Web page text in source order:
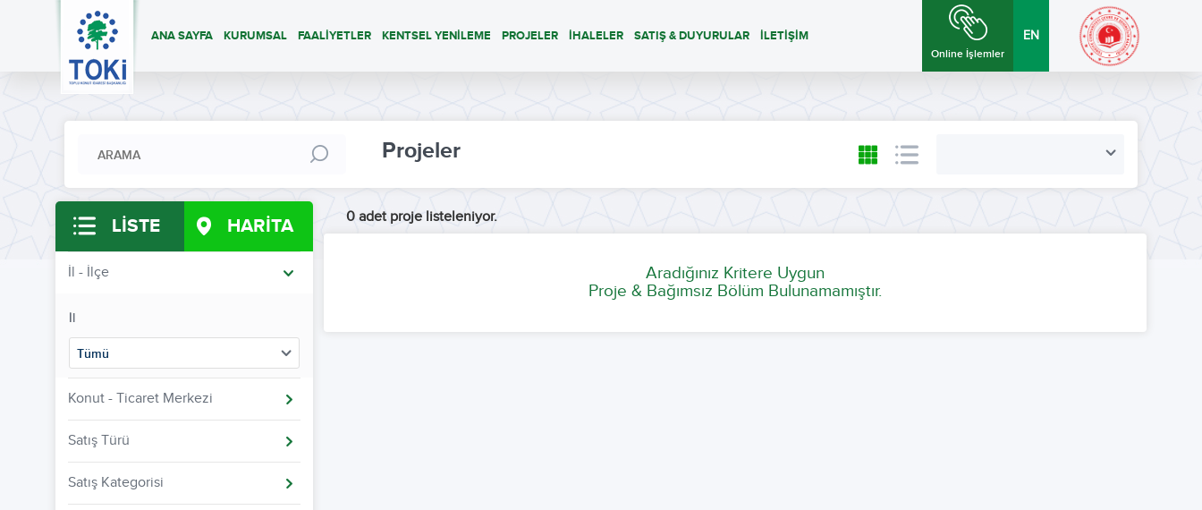
ANA SAYFA KURUMSAL FAALİYETLER KENTSEL YENİLEME PROJELER İHALELER SATIŞ & DUYURULAR İLETİŞİM
Online İşlemler
EN
Projeler
LİSTE HARİTA
İl - İlçe
İl
Tümü
Konut - Ticaret Merkezi
Satış Türü
Satış Kategorisi
0 adet proje listeleniyor.
Aradığınız Kritere Uygun
Proje & Bağımsız Bölüm Bulunamamıştır.